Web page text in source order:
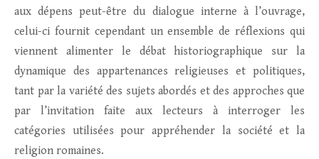
aux dépens peut-être du dialogue interne à l’ouvrage,
celui-ci fournit cependant un ensemble de réflexions qui
viennent alimenter le débat historiographique sur la
dynamique des appartenances religieuses et politiques,
tant par la variété des sujets abordés et des approches que
par l’invitation faite aux lecteurs à interroger les
catégories utilisées pour appréhender la société et la
religion romaines.